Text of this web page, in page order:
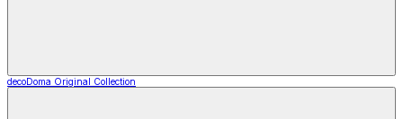
decoDoma Original Collection